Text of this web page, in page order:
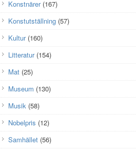
Konstnärer(167)
Konstutställning (57)
Kultur(160)
Litteratur(154)
Mat (25)
Museum (130)
Musik (58)
Nobelpris (12)
Samhället (56)